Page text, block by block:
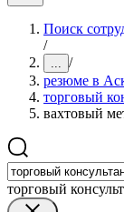
Поиск
/
... /
резюме в
торговый
вахтовый
торговый